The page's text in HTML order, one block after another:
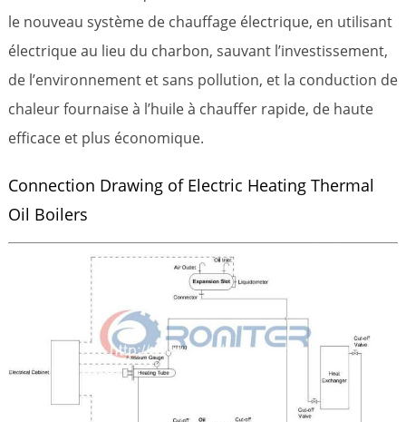
le nouveau système de chauffage électrique, en utilisant
électrique au lieu du charbon, sauvant l’investissement,
de l’environnement et sans pollution, et la conduction de
chaleur fournaise à l’huile à chauffer rapide, de haute
efficace et plus économique.
Connection Drawing of Electric Heating Thermal
Oil Boilers